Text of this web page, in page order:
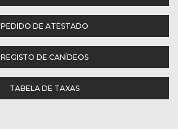
PEDIDO DE ATESTADO
REGISTO DE CANÍDEOS
TABELA DE TAXAS